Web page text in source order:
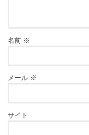
名前 ※
メール ※
サイト